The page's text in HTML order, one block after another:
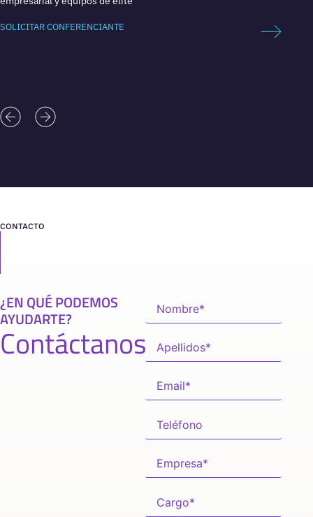
SOLICITAR CONFERENCIANTE
CONTACTO
¿EN QUÉ PODEMOS
AYUDARTE?
Contáctanos